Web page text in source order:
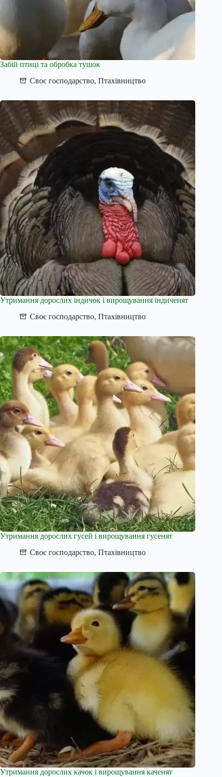
Забій птиці та обробка тушок
Своє господарство, Птахівництво
Утримання дорослих індичок і вирощування індиченят
Своє господарство, Птахівництво
Утримання дорослих гусей і вирощування гусенят
Своє господарство, Птахівництво
Утримання дорослих качок і вирощування каченят